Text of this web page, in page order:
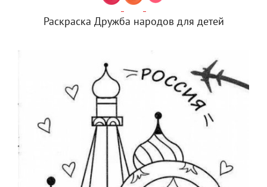
Раскраска Дружба народов для детей